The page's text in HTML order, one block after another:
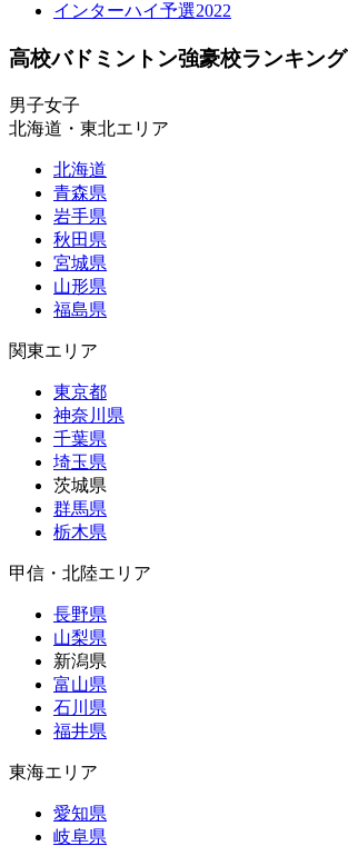
インターハイ予選2022
高校バドミントン強豪校ランキング
男子女子
北海道・東北エリア
北海道
青森県
岩手県
秋田県
宮城県
山形県
福島県
関東エリア
東京都
神奈川県
千葉県
埼玉県
茨城県
群馬県
栃木県
甲信・北陸エリア
長野県
山梨県
新潟県
富山県
石川県
福井県
東海エリア
愛知県
岐阜県